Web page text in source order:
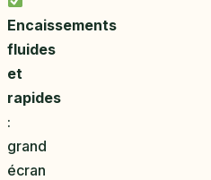
Encaissements
fluides
et
rapides
:
grand
écran